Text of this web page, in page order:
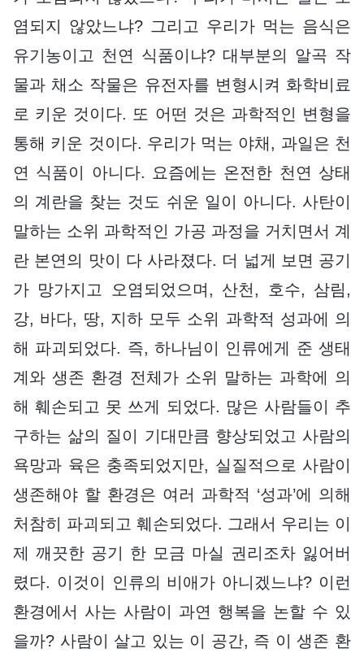
염되지 않았느냐? 그리고 우리가 먹는 음식은
유기농이고 천연 식품이냐? 대부분의 알곡 작
물과 채소 작물은 유전자를 변형시켜 화학비료
로 키운 것이다. 또 어떤 것은 과학적인 변형을
통해 키운 것이다. 우리가 먹는 야채, 과일은 천
연 식품이 아니다. 요즘에는 온전한 천연 상태
의 계란을 찾는 것도 쉬운 일이 아니다. 사탄이
말하는 소위 과학적인 가공 과정을 거치면서 계
란 본연의 맛이 다 사라졌다. 더 넓게 보면 공기
가 망가지고 오염되었으며, 산천, 호수, 삼림,
강, 바다, 땅, 지하 모두 소위 과학적 성과에 의
해 파괴되었다. 즉, 하나님이 인류에게 준 생태
계와 생존 환경 전체가 소위 말하는 과학에 의
해 훼손되고 못 쓰게 되었다. 많은 사람들이 추
구하는 삶의 질이 기대만큼 향상되었고 사람의
욕망과 육은 충족되었지만, 실질적으로 사람이
생존해야 할 환경은 여러 과학적 ‘성과’에 의해
처참히 파괴되고 훼손되었다. 그래서 우리는 이
제 깨끗한 공기 한 모금 마실 권리조차 잃어버
렸다. 이것이 인류의 비애가 아니겠느냐? 이런
환경에서 사는 사람이 과연 행복을 논할 수 있
을까? 사람이 살고 있는 이 공간, 즉 이 생존 환